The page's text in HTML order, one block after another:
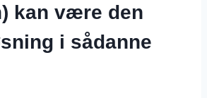
kan være den
i sådanne